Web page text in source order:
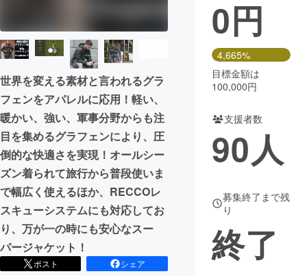
CAMPFIRE for Social Good
CAMPFIRE Creation
CAMPFIREふるさと納税
コミュニティ
世界を変える素材と言われるグラ
フェンをアパレルに応用！軽い、
暖かい、強い、軍事分野からも注
目を集めるグラフェンにより、圧
倒的な快適さを実現！オールシー
ズン着られて旅行から普段使いま
で幅広く使えるほか、RECCOレ
スキューシステムにも対応してお
り、万が一の時にも安心なスー
パージャケット！
ポスト
シェア
0円
4,665%
目標金額は
100,000円
支援者数
90人
募集終了まで残
り
終了